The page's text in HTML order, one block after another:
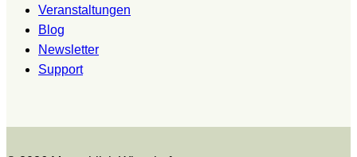
Veranstaltungen
Blog
Newsletter
Support